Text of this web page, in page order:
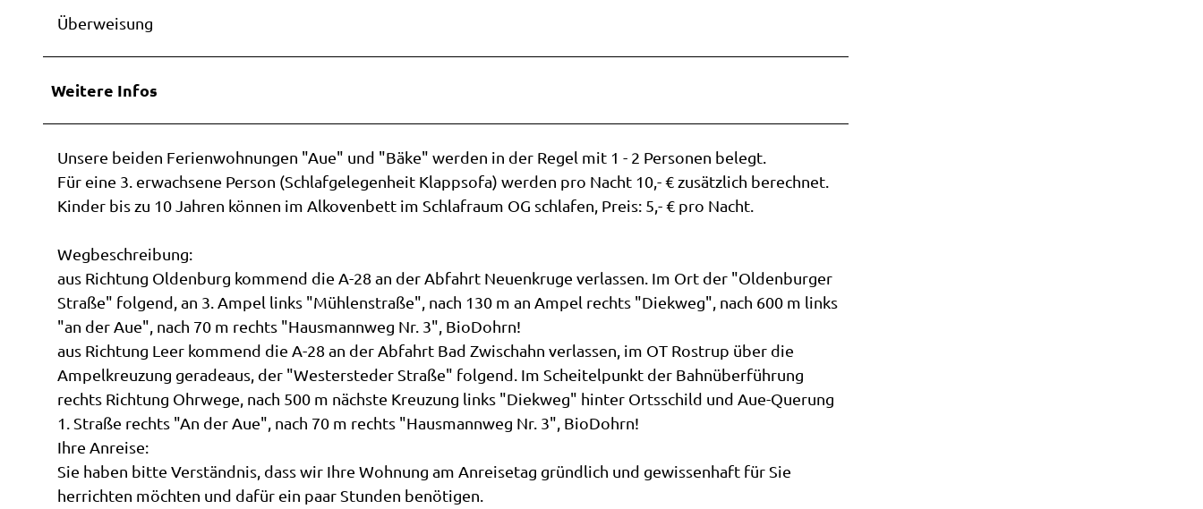
Überweisung
Weitere Infos
Unsere beiden Ferienwohnungen "Aue" und "Bäke" werden in der Regel mit 1 - 2 Personen belegt.
Für eine 3. erwachsene Person (Schlafgelegenheit Klappsofa) werden pro Nacht 10,- € zusätzlich berechnet.
Kinder bis zu 10 Jahren können im Alkovenbett im Schlafraum OG schlafen, Preis: 5,- € pro Nacht.
Wegbeschreibung:
aus Richtung Oldenburg kommend die A-28 an der Abfahrt Neuenkruge verlassen. Im Ort der "Oldenburger
Straße" folgend, an 3. Ampel links "Mühlenstraße", nach 130 m an Ampel rechts "Diekweg", nach 600 m links
"an der Aue", nach 70 m rechts "Hausmannweg Nr. 3", BioDohrn!
aus Richtung Leer kommend die A-28 an der Abfahrt Bad Zwischahn verlassen, im OT Rostrup über die
Ampelkreuzung geradeaus, der "Westersteder Straße" folgend. Im Scheitelpunkt der Bahnüberführung
rechts Richtung Ohrwege, nach 500 m nächste Kreuzung links "Diekweg" hinter Ortsschild und Aue-Querung
1. Straße rechts "An der Aue", nach 70 m rechts "Hausmannweg Nr. 3", BioDohrn!
Ihre Anreise:
Sie haben bitte Verständnis, dass wir Ihre Wohnung am Anreisetag gründlich und gewissenhaft für Sie
herrichten möchten und dafür ein paar Stunden benötigen.